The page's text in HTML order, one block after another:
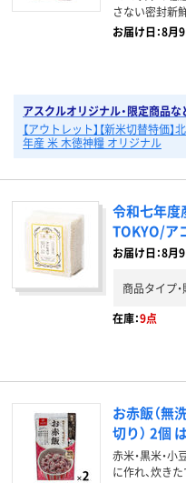
さない密封新
お届け日：8月9
アスクルオリジナル・限定商品
【アウトレット】【新米切替特価
年産 米 木徳神糧 オリジナル
令和七年度
TOKYO/ア
お届け日：8月9
商品タイプ
在庫：9点
お赤飯（無
切り） 2個
赤米・黒米・
に作れ、炊き